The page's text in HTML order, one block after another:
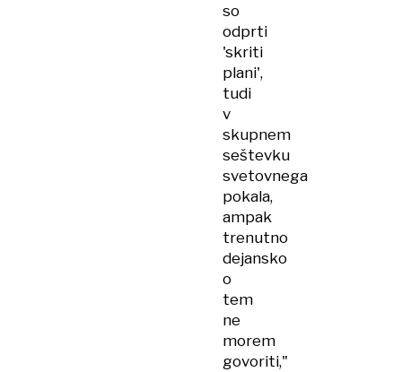
so
odprti
'skriti
plani',
tudi
v
skupnem
seštevku
svetovnega
pokala,
ampak
trenutno
dejansko
o
tem
ne
morem
govoriti,"